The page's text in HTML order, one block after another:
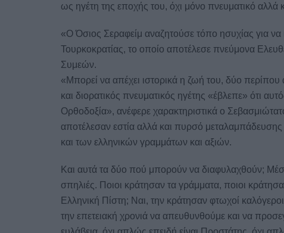
ως ηγέτη της εποχής του, όχι μόνο πνευματικό αλλά
«Ο Όσιος Σεραφείμ αναζητούσε τόπο ησυχίας για να
Τουρκοκρατίας, το οποίο αποτέλεσε πνεύμονα
Συμεών.
«Μπορεί να απέχει ιστορικά η ζωή του, δύο
και διορατικός πνευματικός ηγέτης «έβλεπε» ότι
Ορθοδοξία», ανέφερε χαρακτηριστικά ο
αποτέλεσαν εστία αλλά και πυρσό μεταλαμπάδευσης
και των ελληνικών γραμμάτων και αξιών.
Και αυτά τα δύο πού μπορούν να διαφυλαχθούν;
σπηλιές. Ποιοι κράτησαν τα γράμματα, ποιοι
Ελληνική Πίστη; Ναι, την κράτησαν φτωχοί
την επετειακή χρονιά να απευθυνθούμε και να